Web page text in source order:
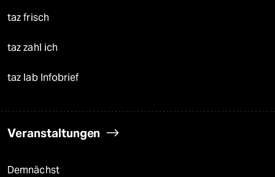
taz frisch
taz zahl ich
taz lab Infobrief
Veranstaltungen
Demnächst